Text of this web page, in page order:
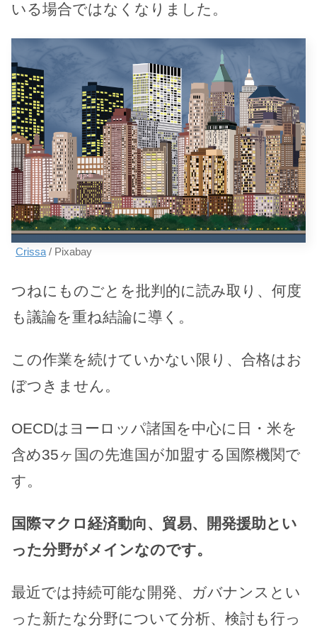
いる場合ではなくなりました。
Crissa / Pixabay
つねにものごとを批判的に読み取り、何度
も議論を重ね結論に導く。
この作業を続けていかない限り、合格はお
ぼつきません。
OECDはヨーロッパ諸国を中心に日・米を
含め35ヶ国の先進国が加盟する国際機関で
す。
国際マクロ経済動向、貿易、開発援助とい
った分野がメインなのです。
最近では持続可能な開発、ガバナンスとい
った新たな分野について分析、検討も行っ